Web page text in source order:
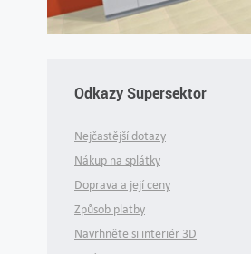
Odkazy Supersektor
Nejčastější dotazy
Nákup na splátky
Doprava a její ceny
Způsob platby
Navrhněte si interiér 3D